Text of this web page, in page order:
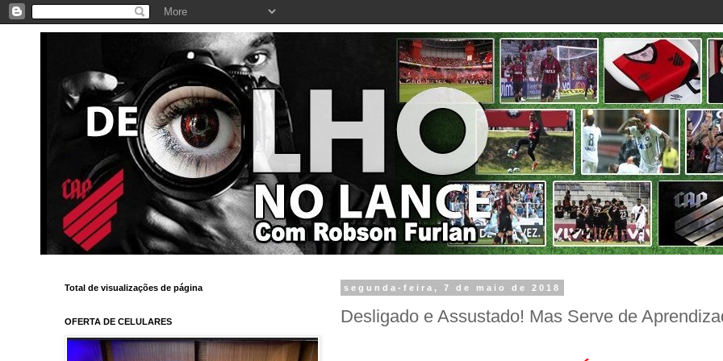
segunda-feira, 7 de maio de 2018
Desligado e Assustado! Mas Serve de
Total de visualizações de página
OFERTA DE CELULARES